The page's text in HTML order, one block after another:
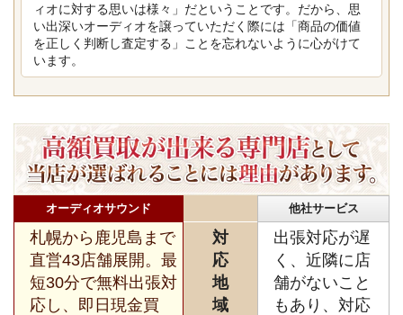
ィオに対する思いは様々」だということです。だから、思
い出深いオーディオを譲っていただく際には「商品の価値
を正しく判断し査定する」ことを忘れないように心がけて
います。
オーディオサウンド 他社サービス
札幌から鹿児島まで
直営43店舗展開。最
短30分で無料出張対
応し、即日現金買
対
応
地
域
出張対応が遅
く、近隣に店
舗がないこと
もあり、対応